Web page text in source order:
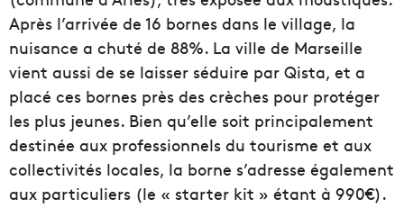
Après l’arrivée de 16 bornes dans le village, la
nuisance a chuté de 88%. La ville de Marseille
vient aussi de se laisser séduire par Qista, et a
placé ces bornes près des crèches pour protéger
les plus jeunes. Bien qu’elle soit principalement
destinée aux professionnels du tourisme et aux
collectivités locales, la borne s’adresse également
aux particuliers (le « starter kit » étant à 990€).